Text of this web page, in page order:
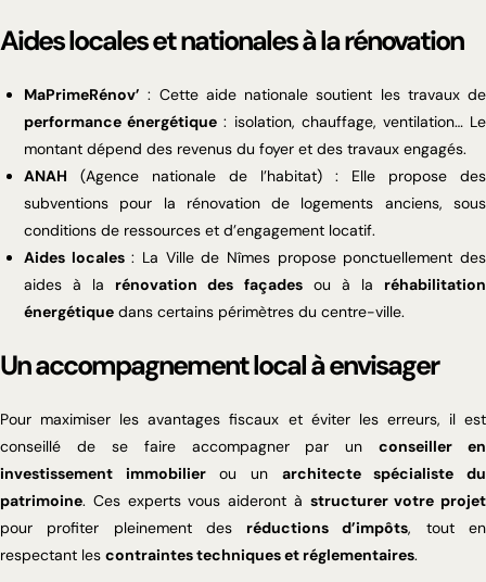
Aides locales et nationales à la rénovation
MaPrimeRénov’ : Cette aide nationale soutient les travaux de
performance énergétique : isolation, chauffage, ventilation… Le
montant dépend des revenus du foyer et des travaux engagés.
ANAH (Agence nationale de l’habitat) : Elle propose des
subventions pour la rénovation de logements anciens, sous
conditions de ressources et d’engagement locatif.
Aides locales: La Ville de Nîmes propose ponctuellement des
aides à la rénovation des façadesou à la réhabilitation
énergétique dans certains périmètres du centre-ville.
Un accompagnement local à envisager
Pour maximiser les avantages fiscaux et éviter les erreurs, il est
conseillé de se faire accompagner par unconseiller en
investissement immobilierou un architecte spécialiste du
patrimoine. Ces experts vous aideront à structurer votre projet
pour profiter pleinement des réductions d’impôts, tout en
respectant les contraintes techniques et réglementaires.